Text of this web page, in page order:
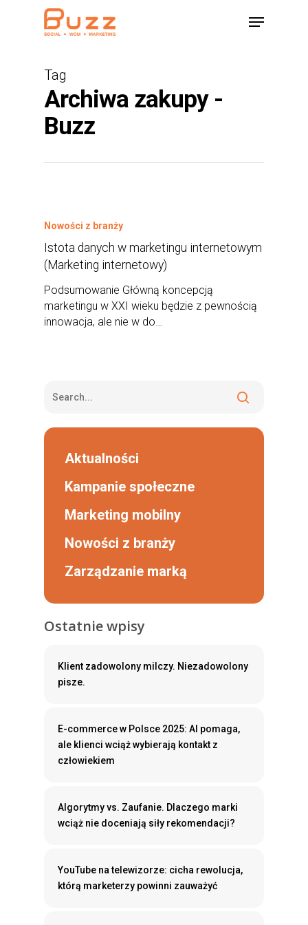
Menu
Tag
Archiwa zakupy -
Buzz
Nowości z branży
Istota danych w marketingu internetowym
(Marketing internetowy)
Podsumowanie Główną koncepcją
marketingu w XXI wieku będzie z pewnością
innowacja, ale nie w do…
Aktualności
Kampanie społeczne
Marketing mobilny
Nowości z branży
Zarządzanie marką
Ostatnie wpisy
Klient zadowolony milczy. Niezadowolony
pisze.
E-commerce w Polsce 2025: AI pomaga,
ale klienci wciąż wybierają kontakt z
człowiekiem
Algorytmy vs. Zaufanie. Dlaczego marki
wciąż nie doceniają siły rekomendacji?
YouTube na telewizorze: cicha rewolucja,
którą marketerzy powinni zauważyć